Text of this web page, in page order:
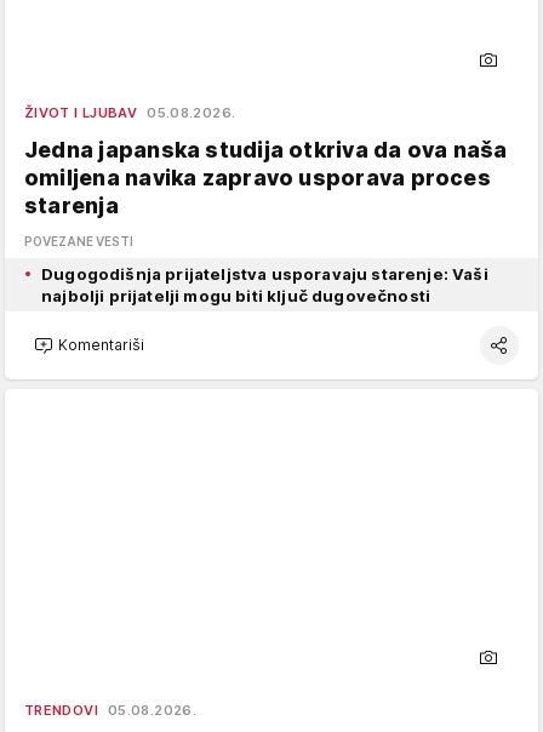
ŽIVOT I LJUBAV 05.08.2026.
Jedna japanska studija otkriva da ova naša
omiljena navika zapravo usporava proces
starenja
POVEZANE VESTI
Dugogodišnja prijateljstva usporavaju starenje: Vaši
najbolji prijatelji mogu biti ključ dugovečnosti
Komentariši
TRENDOVI 05.08.2026.